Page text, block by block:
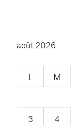
août 2026
L M
3
4